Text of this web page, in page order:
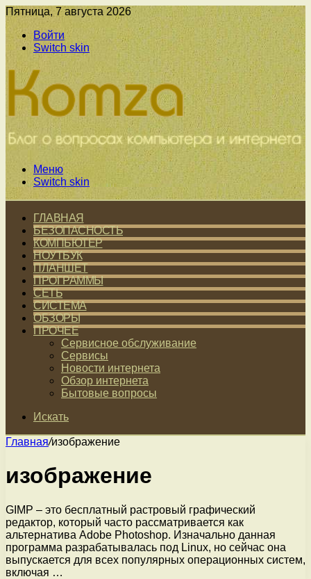
Пятница, 7 августа 2026
Войти
Switch skin
Меню
Switch skin
ГЛАВНАЯ
БЕЗОПАСНОСТЬ
КОМПЬЮТЕР
НОУТБУК
ПЛАНШЕТ
ПРОГРАММЫ
СЕТЬ
СИСТЕМА
ОБЗОРЫ
ПРОЧЕЕ
Сервисное обслуживание
Сервисы
Новости интернета
Обзор интернета
Бытовые вопросы
Искать
Главная/изображение
изображение
GIMP – это бесплатный растровый графический
редактор, который часто рассматривается как
альтернатива Adobe Photoshop. Изначально данная
программа разрабатывалась под Linux, но сейчас она
выпускается для всех популярных операционных систем,
включая …